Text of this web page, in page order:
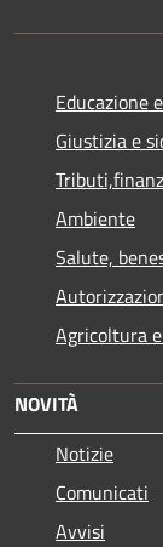
Educazione
Giustizia e
Ambiente
Salute,
Agricoltura
NOVITÀ
Notizie
Comunicati
Avvisi